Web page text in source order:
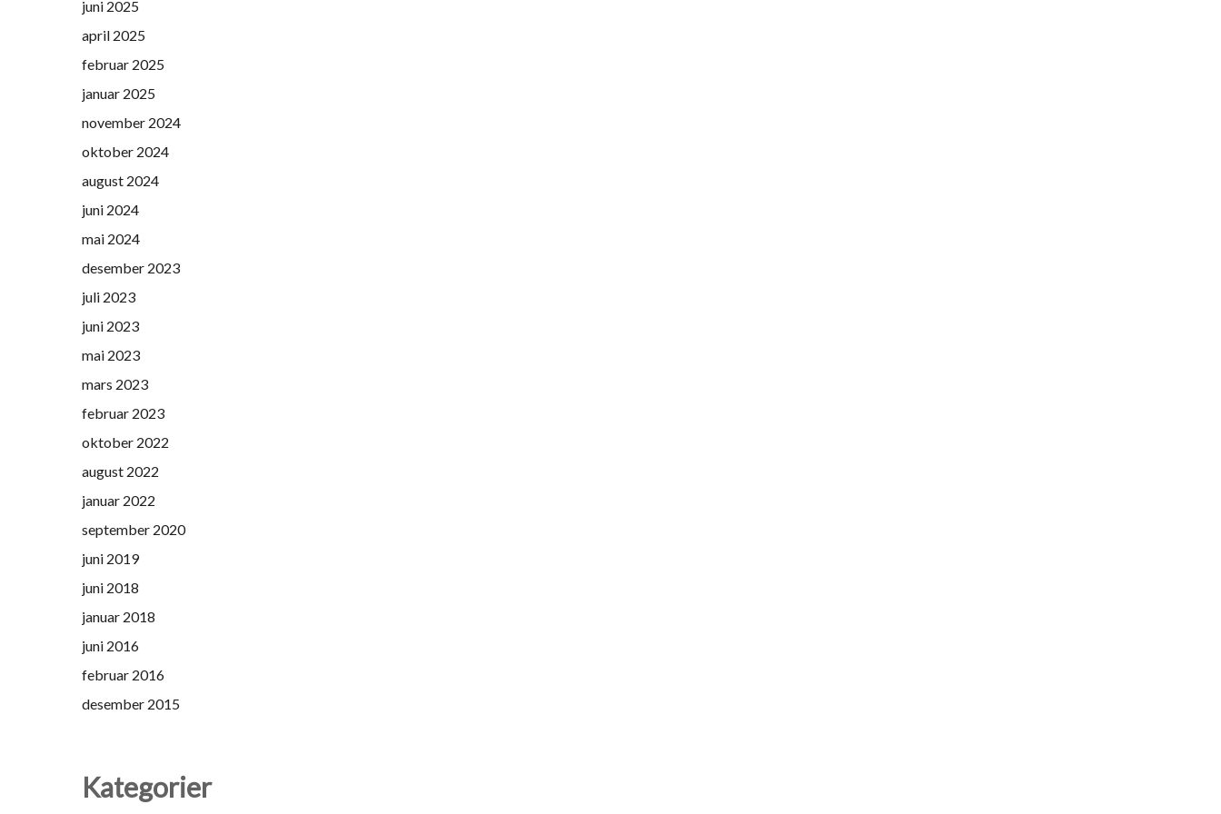
juni 2025
april 2025
februar 2025
januar 2025
november 2024
oktober 2024
august 2024
juni 2024
mai 2024
desember 2023
juli 2023
juni 2023
mai 2023
mars 2023
februar 2023
oktober 2022
august 2022
januar 2022
september 2020
juni 2019
juni 2018
januar 2018
juni 2016
februar 2016
desember 2015
Kategorier